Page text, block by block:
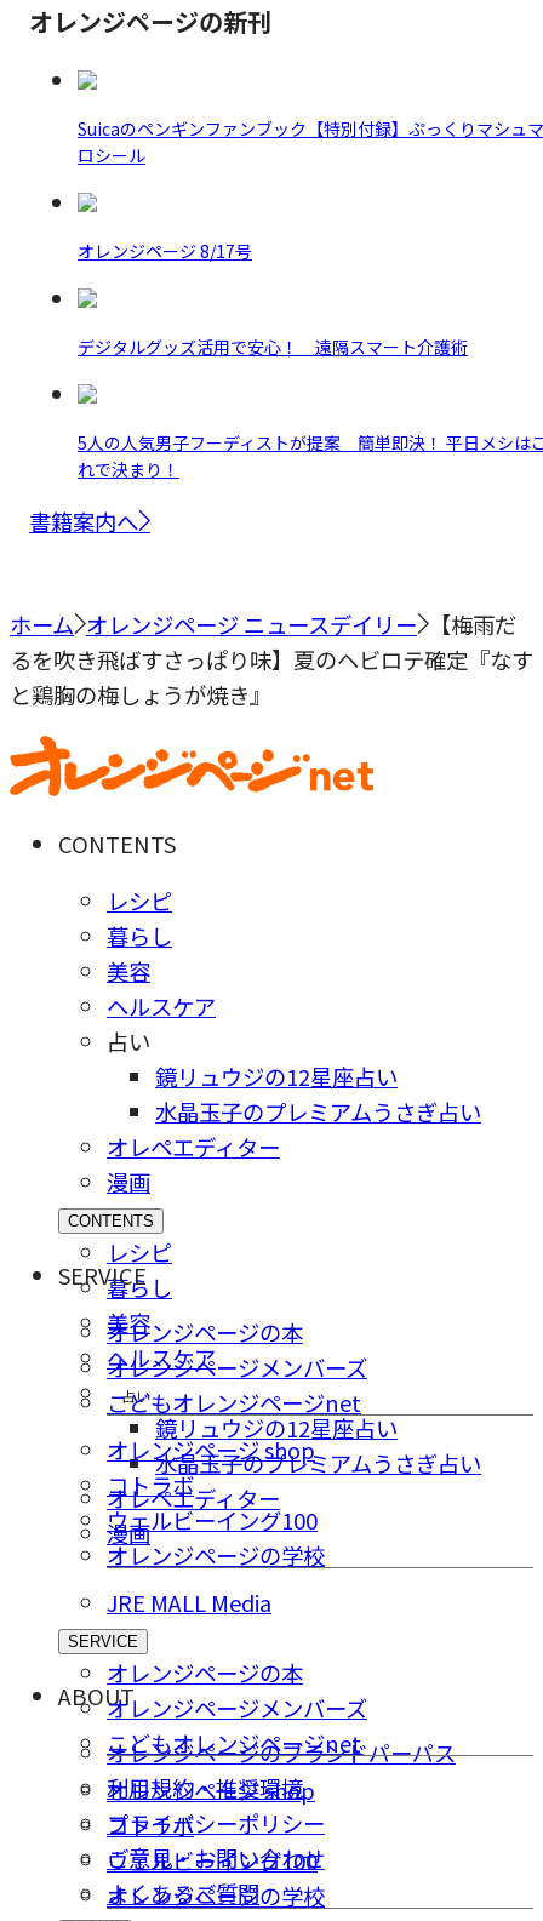
オレンジページの新刊
Suicaのペンギンファンブック【特別付録】ぷっくりマシュマ
ロシール
オレンジページ 8/17号
デジタルグッズ活用で安心！ 遠隔スマート介護術
5人の人気男子フーディストが提案 簡単即決！ 平日メシは
れで決まり！
書籍案内へ
ホーム オレンジページ ニュースデイリー
【梅雨だ
るを吹き飛ばすさっぱり味】夏のヘビロテ確定『なす
と鶏胸の梅しょうが焼き』
CONTENTS
レシピ
暮らし
美容
ヘルスケア
占い
鏡リュウジの12星座占い
水晶玉子のプレミアムうさぎ占い
オレペエディター
漫画
CONTENTS
レシピ
暮らし
美容
ヘルスケア
占い
鏡リュウジの12星座占い
水晶玉子のプレミアムうさぎ占い
オレペエディター
漫画
SERVICE
オレンジページの本
オレンジページメンバーズ
こどもオレンジページnet
オレンジページ shop
コトラボ
ウェルビーイング100
オレンジページの学校
JRE MALL Media
SERVICE
オレンジページの本
オレンジページメンバーズ
こどもオレンジページnet
オレンジページ shop
コトラボ
ウェルビーイング100
オレンジページの学校
ABOUT
オレンジページのブランドパーパス
利用規約・推奨環境
プライバシーポリシー
ご意⾒・お問い合わせ
よくあるご質問